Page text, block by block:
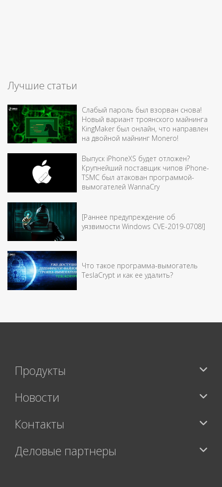
Лучшие статьи
Слабый пароль был взорван снова!
Новый вариант троянского майнинга
KingMaker был онлайн, что направлен
на двойной майнинг Monero!
Выпуск iPhoneXS будет отложен?
Крупнейший поставщик чипов iPhone-
TSMC был атакован программой-
вымогателей WannaCry
[Раннее предупреждение об
уязвимости Windows CVE-2019-0708!]
Что такое программа-вымогатель
TeslaCrypt и как ее удалить?
Продукты
Новости
Контакты
Деловые партнеры